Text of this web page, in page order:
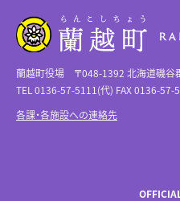
蘭越町役場 〒048-1392 北海道磯谷
TEL 0136-57-5111(代) FAX 0136-57-
各課・各施設への連絡先